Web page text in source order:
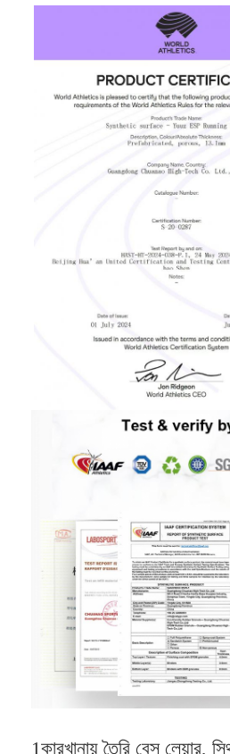
মান নিয়ন্ত্রণ
খবর
এখন চ্যাট
স্পোর্টস রাবারের মেঝে
খেলার মাঠের রাবার মেঝে
1কারখানায় তৈরি বেস লেয়ার,